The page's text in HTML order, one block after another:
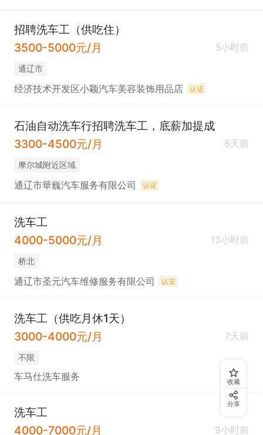
招聘洗车工（供吃住）
3500-5000元/月
5小时前
通辽市
经济技术开发区小颖汽车美容装饰用品店 认证
石油自动洗车行招聘洗车工，底薪加提成
3300-4500元/月
6天前
摩尔城附近区域
通辽市華巍汽车服务有限公司 认证
洗车工
4000-5000元/月
13小时前
桥北
通辽市圣元汽车维修服务有限公司 认证
洗车工（供吃月休1天）
3000-4000元/月
7天前
不限
车马仕洗车服务
洗车工
4000-7000元/月
9小时前
收藏
分享